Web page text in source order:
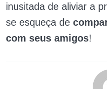
inusitada de aliviar a
se esqueça de
com seus amigos!